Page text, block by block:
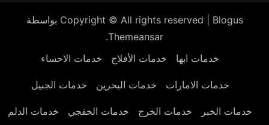
Copyright © All rights reserved Blogus
بواسطة
Themeansar
.
خدمات ابها
خدمات الأفلاج خدمات الاحساء
خدمات الامارات خدمات البحرين خدمات الجبيل
خدمات الخبر خدمات الخرج خدمات الخفجي خدمات الدلم